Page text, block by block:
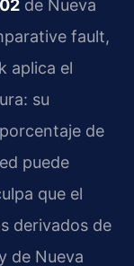
de Nueva
fault,
aplica el
su
de
puede
que el
derivados de
de Nueva